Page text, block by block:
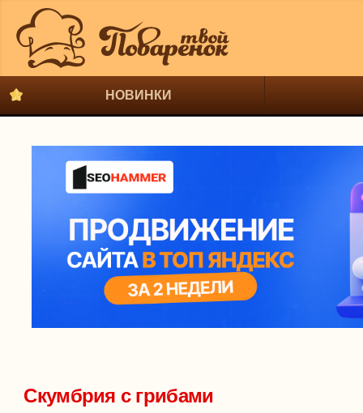
НОВИНКИ
Скумбрия с грибами